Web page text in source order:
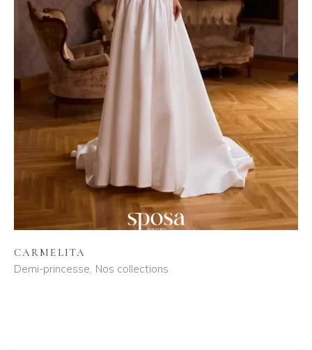
CARMELITA
Demi-princesse Nos collections